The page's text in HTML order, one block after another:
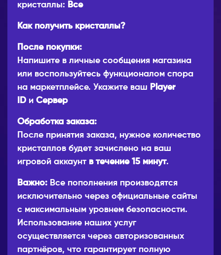
кристаллы: Все
Как получить кристаллы?
После покупки:
Напишите в личные сообщения магазина
или воспользуйтесь функционалом спора
на маркетплейсе. Укажите ваш Player
ID и Сервер
Обработка заказа:
После принятия заказа, нужное количество
кристаллов будет зачислено на ваш
игровой аккаунт в течение 15 минут.
Важно: Все пополнения производятся
исключительно через официальные сайты
с максимальным уровнем безопасности.
Использование наших услуг
осуществляется через авторизованных
партнёров, что гарантирует полную